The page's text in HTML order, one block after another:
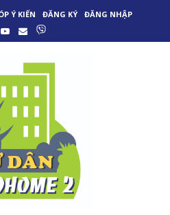
Ý KIẾN ĐĂNG KÝ ĐĂNG NHẬP